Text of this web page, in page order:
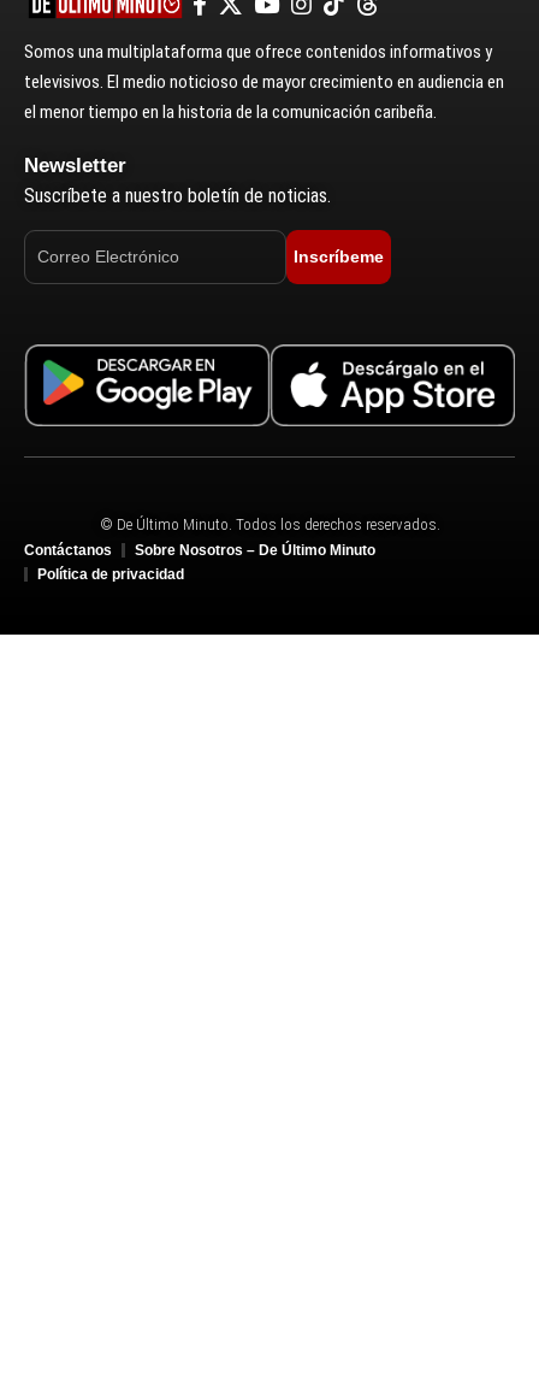
Somos una multiplataforma que ofrece contenidos informativos y
televisivos. El medio noticioso de mayor crecimiento en audiencia en
el menor tiempo en la historia de la comunicación caribeña.
Newsletter
Suscríbete a nuestro boletín de noticias.
Inscríbeme
© De Último Minuto. Todos los derechos reservados.
Contáctanos
Sobre Nosotros – De Último Minuto
Política de privacidad